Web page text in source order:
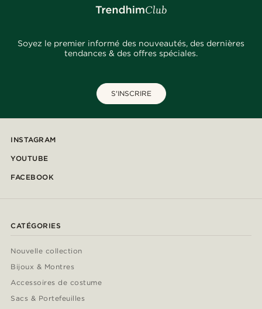
Soyez le premier informé des nouveautés, des dernières
tendances & des offres spéciales.
S'INSCRIRE
INSTAGRAM
YOUTUBE
FACEBOOK
CATÉGORIES
Nouvelle collection
Bijoux & Montres
Accessoires de costume
Sacs & Portefeuilles